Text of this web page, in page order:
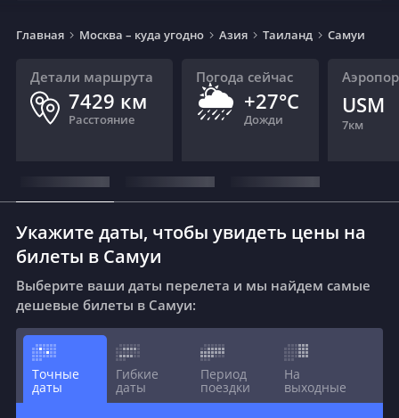
Главная Москва – куда угодно Азия Таиланд Самуи
Детали маршрута
7429 км
Расстояние
Погода сейчас
🌦 +27°C
Дожди
USM
7км
Укажите даты, чтобы увидеть цены на
билеты в Самуи
Выберите ваши даты перелета и мы найдем самые
дешевые билеты в Самуи:
Точные
даты
Гибкие
даты
Период
поездки
На
выходные